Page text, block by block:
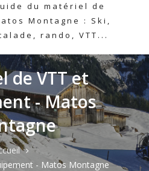
du matériel de
Montagne : Ski,
rando, VTT...
de VTT et
- Matos
- Matos Montagne